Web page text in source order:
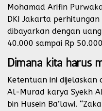
Mohamad Arifin
DKI Jakarta
dibayarkan dengan
40.000 sampai Rp
Dimana kita harus
Ketentuan ini dijelaskan
Al-Murad karya Syekh
bin Husein Ba’lawi.